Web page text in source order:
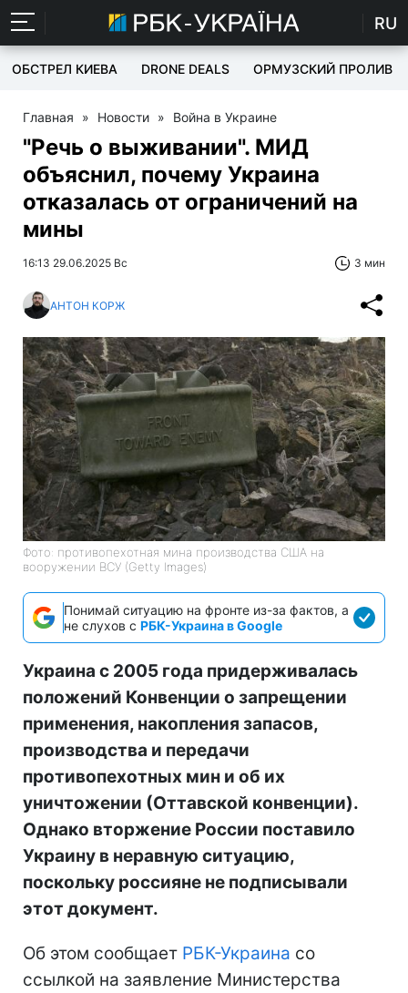
RU
ОБСТРЕЛ КИЕВА DRONE DEALS ОРМУЗСКИЙ ПРОЛИВ
Главная » Новости » Война в Украине
"Речь о выживании". МИД
объяснил, почему Украина
отказалась от ограничений на
мины
16:13 29.06.2025 Вс 3 мин
АНТОН КОРЖ
Фото: противопехотная мина производства США на
вооружении ВСУ (Getty Images)
Понимай ситуацию на фронте из-за фактов, а
не слухов с РБК-Украина в Google
Украина с 2005 года придерживалась
положений Конвенции о запрещении
применения, накопления запасов,
производства и передачи
противопехотных мин и об их
уничтожении (Оттавской конвенции).
Однако вторжение России поставило
Украину в неравную ситуацию,
поскольку россияне не подписывали
этот документ.
Об этом сообщает РБК-Украина со
ссылкой на заявление Министерства